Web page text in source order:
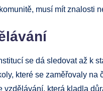
musí mít znalosti
se dá sledovat až k
které se zaměřovaly na
vzdělávání, která kladla